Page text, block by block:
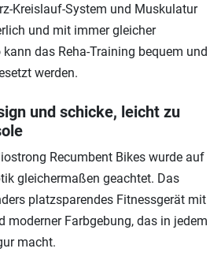
Kreislauf-System und Muskulatur
und mit immer gleicher
das Reha-Training bequem und
werden.
und schicke, leicht zu
Recumbent Bikes wurde auf
gleichermaßen geachtet. Das
platzsparendes Fitnessgerät mit
moderner Farbgebung, das in jedem
macht.